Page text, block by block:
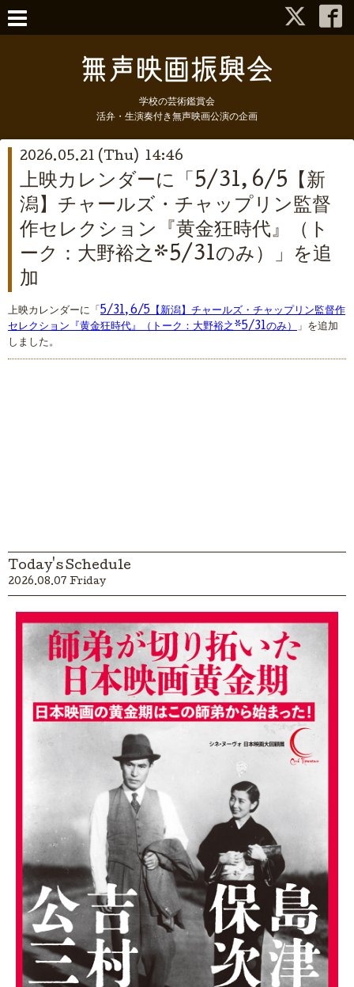
学校の芸術鑑賞会
活弁・生演奏付き無声映画公演の企画
2026.05.21 (Thu) 14:46
上映カレンダーに「5/31, 6/5【新
潟】チャールズ・チャップリン監督
作セレクション『黄金狂時代』（ト
ーク：大野裕之*5/31のみ）」を追
加
上映カレンダーに「 5/31, 6/5【新潟】チャールズ・チャップリン監督作
セレクション『黄金狂時代』（トーク：大野裕之*5/31のみ） 」を追加
しました。
Today's Schedule
2026.08.07 Friday